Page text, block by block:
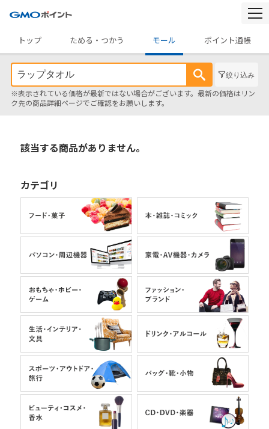
トップ
ためる・つかう モール ポイント通帳
絞り込み
※表示されている価格が最新ではない場合がございます。最新の価格はリン
ク先の商品詳細ページでご確認をお願いします。
該当する商品がありません。
カテゴリ